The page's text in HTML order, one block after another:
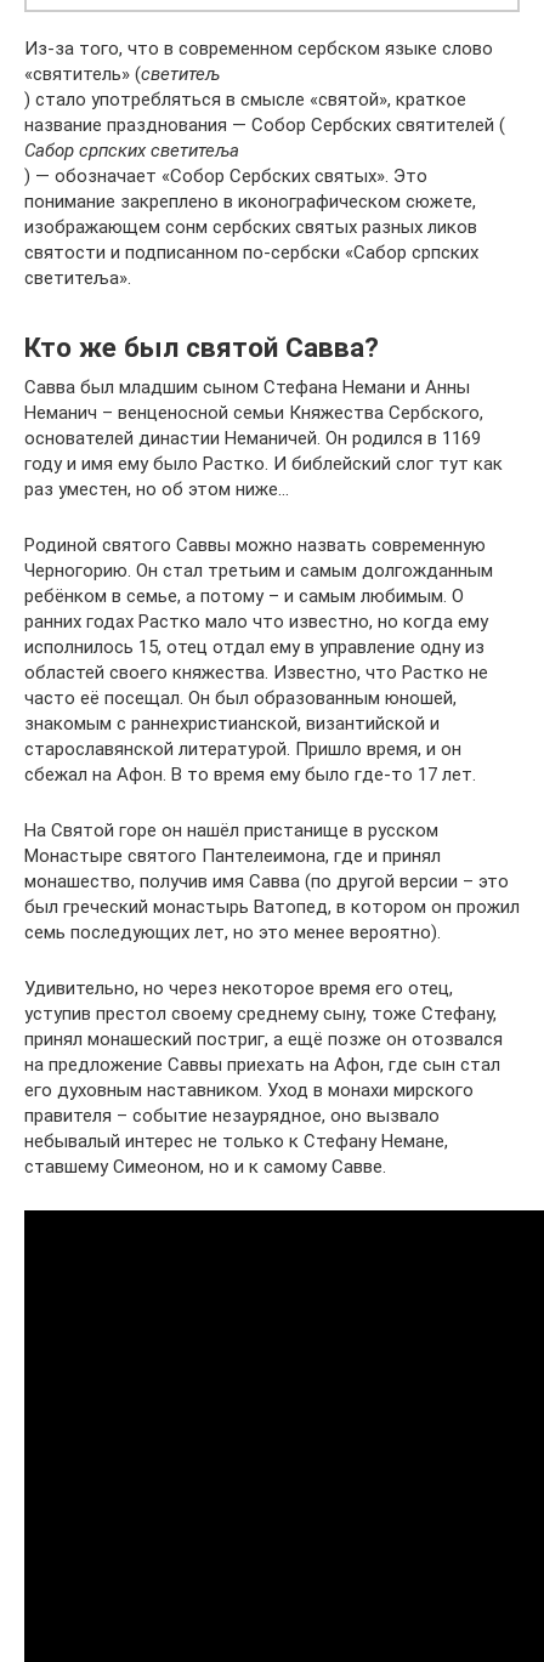
Из-за того, что в современном сербском языке слово
«святитель» (светитељ
) стало употребляться в смысле «святой», краткое
название празднования — Собор Сербских святителей (
Сабор српских светитеља
) — обозначает «Собор Сербских святых». Это
понимание закреплено в иконографическом сюжете,
изображающем сонм сербских святых разных ликов
святости и подписанном по-сербски «Сабор српских
светитеља».
Кто же был святой Савва?
Савва был младшим сыном Стефана Немани и Анны
Неманич – венценосной семьи Княжества Сербского,
основателей династии Неманичей. Он родился в 1169
году и имя ему было Растко. И библейский слог тут как
раз уместен, но об этом ниже…
Родиной святого Саввы можно назвать современную
Черногорию. Он стал третьим и самым долгожданным
ребёнком в семье, а потому – и самым любимым. О
ранних годах Растко мало что известно, но когда ему
исполнилось 15, отец отдал ему в управление одну из
областей своего княжества. Известно, что Растко не
часто её посещал. Он был образованным юношей,
знакомым с раннехристианской, византийской и
старославянской литературой. Пришло время, и он
сбежал на Афон. В то время ему было где-то 17 лет.
На Святой горе он нашёл пристанище в русском
Монастыре святого Пантелеимона, где и принял
монашество, получив имя Савва (по другой версии – это
был греческий монастырь Ватопед, в котором он прожил
семь последующих лет, но это менее вероятно).
Удивительно, но через некоторое время его отец,
уступив престол своему среднему сыну, тоже Стефану,
принял монашеский постриг, а ещё позже он отозвался
на предложение Саввы приехать на Афон, где сын стал
его духовным наставником. Уход в монахи мирского
правителя – событие незаурядное, оно вызвало
небывалый интерес не только к Стефану Немане,
ставшему Симеоном, но и к самому Савве.